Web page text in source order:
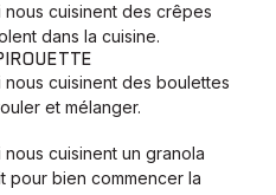
nous cuisinent des crêpes
dans la cuisine.
cuisinent des boulettes
et mélanger.
cuisinent un granola
pour bien commencer la